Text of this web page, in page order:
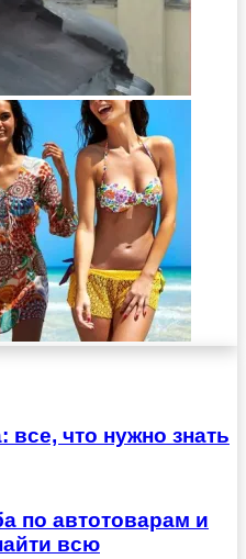
все, что нужно знать
по автотоварам и
всю